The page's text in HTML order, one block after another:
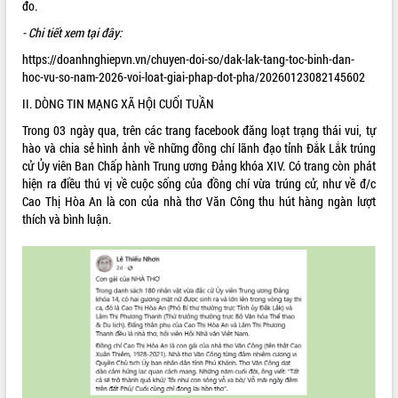
Thứ trưởng Bộ Y tế làm việc với tỉnh
Đắk Lắk về phát triển nhân lực y tế
Du lịch Đắk Lắk nâng tầm trải nghiệm
du khách thông qua Hệ thống cơ sở dữ
liệu và Bản đồ số
Tập huấn ứng dụng trí tuệ nhân tạo (AI)
trong thương mại điện tử năm 2026
Đoàn đại biểu Quốc hội tỉnh Đắk Lắk
trao đổi thông tin trước Kỳ họp thứ
nhất, Quốc hội khóa XVI
Quyết liệt cải cách hành chính, khơi
thông nguồn lực phát triển
Nâng cao hiệu lực, hiệu quả HĐND
tỉnh thông qua hiện đại hóa hành chính
Xã Ea Phê gắn cải cách hành chính với
Phó Chủ tịch Thường trực UBND tỉnh
Hồ Thị Nguyên Thảo làm việc tại Trung
tâm Phục vụ hành chính công xã Ea
đo.
- Chi tiết xem tại đây:
https://doanhnghiepvn.vn/chuyen-doi-so/dak-lak-tang-toc-binh-dan-
hoc-vu-so-nam-2026-voi-loat-giai-phap-dot-pha/20260123082145602
II. DÒNG TIN MẠNG XÃ HỘI CUỐI TUẦN
Trong 03 ngày qua, trên các trang facebook đăng loạt trạng thái vui, tự
hào và chia sẻ hình ảnh về những đồng chí lãnh đạo tỉnh Đắk Lắk trúng
cử Ủy viên Ban Chấp hành Trung ương Đảng khóa XIV. Có trang còn phát
hiện ra điều thú vị về cuộc sống của đồng chí vừa trúng cử, như về đ/c
Cao Thị Hòa An là con của nhà thơ Văn Công thu hút hàng ngàn lượt
thích và bình luận.